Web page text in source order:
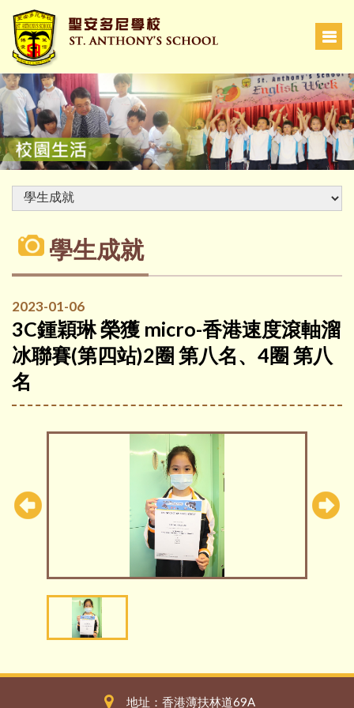
學生成就
2023-01-06
3C鍾穎琳 榮獲 micro-香港速度滾軸溜
冰聯賽(第四站)2圈 第八名、4圈 第八
名
地址：香港薄扶林道69A